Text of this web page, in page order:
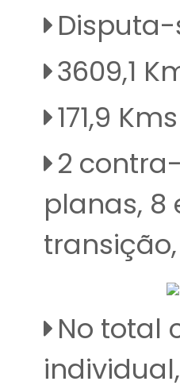
3609,1
171,9
2
planas,
No total